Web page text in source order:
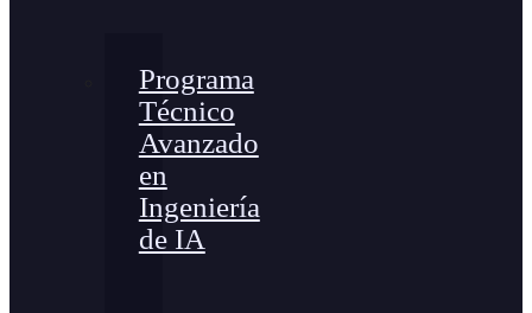
Programa
Técnico
Avanzado
en
Ingeniería
de IA